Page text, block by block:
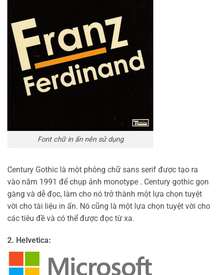
Font chữ in ấn nên sử dụng
Century Gothic là một phông chữ sans serif được tạo ra
vào năm 1991 để chụp ảnh monotype . Century gothic gọn
gàng và dễ đọc, làm cho nó trở thành một lựa chọn tuyệt
vời cho tài liệu in ấn. Nó cũng là một lựa chọn tuyệt vời cho
các tiêu đề và có thể được đọc từ xa.
2. Helvetica: